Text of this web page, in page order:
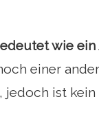
wie
einer
ist kein